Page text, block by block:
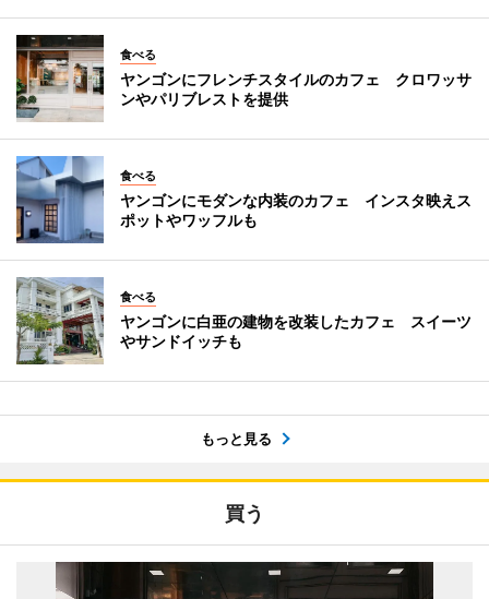
食べる
ヤンゴンにフレンチスタイルのカフェ クロワッサ
ンやパリブレストを提供
食べる
ヤンゴンにモダンな内装のカフェ インスタ映えス
ポットやワッフルも
食べる
ヤンゴンに白亜の建物を改装したカフェ スイーツ
やサンドイッチも
もっと見る
買う